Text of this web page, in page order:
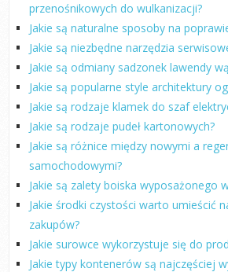
przenośnikowych do wulkanizacji?
Jakie są naturalne sposoby na
Jakie są niezbędne narzędzia
Jakie są odmiany sadzonek lawendy
Jakie są popularne style architektury
Jakie są rodzaje klamek do szaf
Jakie są rodzaje pudeł kartonowych?
Jakie są różnice między nowymi a
samochodowymi?
Jakie są zalety boiska wyposażonego
Jakie środki czystości warto umieścić
zakupów?
Jakie surowce wykorzystuje się do
Jakie typy kontenerów są najczęściej